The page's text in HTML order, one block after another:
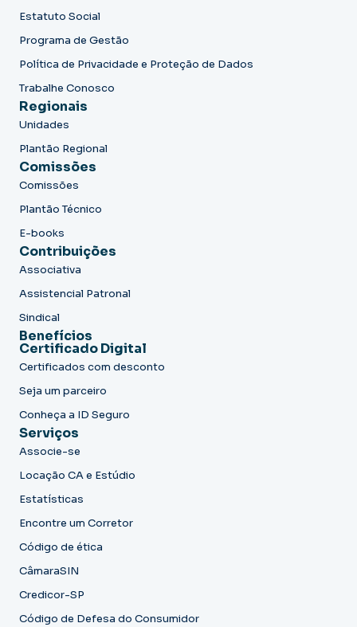
Estatuto Social
Programa de Gestão
Política de Privacidade e Proteção de Dados
Trabalhe Conosco
Regionais
Unidades
Plantão Regional
Comissões
Comissões
Plantão Técnico
E-books
Contribuições
Associativa
Assistencial Patronal
Sindical
Benefícios
Certificado Digital
Certificados com desconto
Seja um parceiro
Conheça a ID Seguro
Serviços
Associe-se
Locação CA e Estúdio
Estatísticas
Encontre um Corretor
Código de ética
CâmaraSIN
Credicor-SP
Código de Defesa do Consumidor